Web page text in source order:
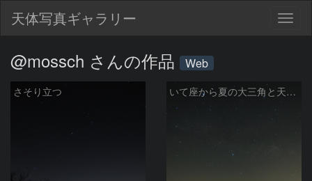
天体写真ギャラリー
@mossch さんの作品 Web
さそり立つ いて座から夏の大三角と天の川